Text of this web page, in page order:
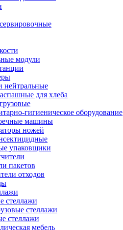
модули
нейтральные
для хлеба
гигиеническое оборудование
машины
ножей
упаковщики
пакетов
отходов
стеллажи
стеллажи
стеллажи
мебель